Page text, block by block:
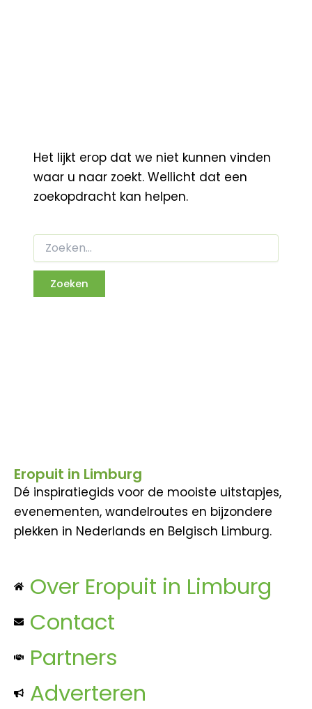
Het lijkt erop dat we niet kunnen vinden
waar u naar zoekt. Wellicht dat een
zoekopdracht kan helpen.
Eropuit in Limburg
Dé inspiratiegids voor de mooiste uitstapjes,
evenementen, wandelroutes en bijzondere
plekken in Nederlands en Belgisch Limburg.
Over Eropuit in Limburg
Contact
Partners
Adverteren